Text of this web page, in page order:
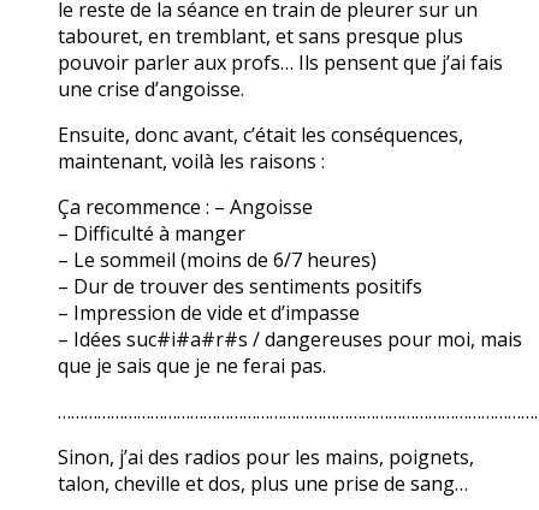
le reste de la séance en train de pleurer sur un
tabouret, en tremblant, et sans presque plus
pouvoir parler aux profs… Ils pensent que j’ai fais
une crise d’angoisse.
Ensuite, donc avant, c’était les conséquences,
maintenant, voilà les raisons :
Ça recommence : – Angoisse
– Difficulté à manger
– Le sommeil (moins de 6/7 heures)
– Dur de trouver des sentiments positifs
– Impression de vide et d’impasse
– Idées suc#i#a#r#s / dangereuses pour moi, mais
que je sais que je ne ferai pas.
Sinon, j’ai des radios pour les mains, poignets,
talon, cheville et dos, plus une prise de sang…